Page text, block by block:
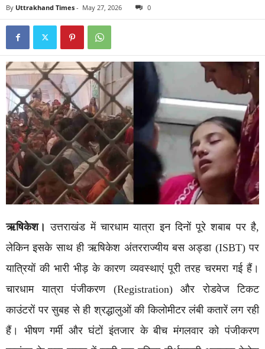
By Uttrakhand Times - May 27, 2026 0
ऋषिकेश।उत्तराखंड में चारधाम यात्रा इन दिनों पूरे शबाब पर है,
लेकिन इसके साथ ही ऋषिकेश अंतरराज्यीय बस अड्डा (ISBT) पर
यात्रियों की भारी भीड़ के कारण व्यवस्थाएं पूरी तरह चरमरा गई हैं।
चारधाम यात्रा पंजीकरण (Registration) और रोडवेज टिकट
काउंटरों पर सुबह से ही श्रद्धालुओं की किलोमीटर लंबी कतारें लग रही
हैं। भीषण गर्मी और घंटों इंतजार के बीच मंगलवार को पंजीकरण